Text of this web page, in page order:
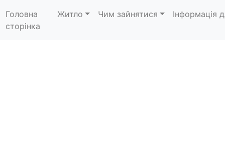
Головна
сторінка
Житло Чим зайнятися Інформація